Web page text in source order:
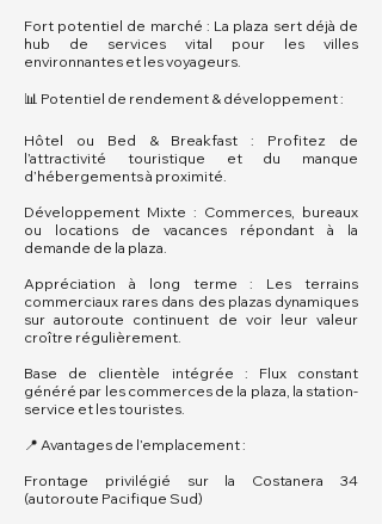
Fort potentiel de marché : La plaza sert déjà de
hub de services vital pour les villes
environnantes et les voyageurs.
📊 Potentiel de rendement & développement :
Hôtel ou Bed & Breakfast : Profitez de
l’attractivité touristique et du manque
d’hébergements à proximité.
Développement Mixte : Commerces, bureaux
ou locations de vacances répondant à la
demande de la plaza.
Appréciation à long terme : Les terrains
commerciaux rares dans des plazas dynamiques
sur autoroute continuent de voir leur valeur
croître régulièrement.
Base de clientèle intégrée : Flux constant
généré par les commerces de la plaza, la station-
service et les touristes.
📍 Avantages de l’emplacement :
Frontage privilégié sur la Costanera 34
(autoroute Pacifique Sud)